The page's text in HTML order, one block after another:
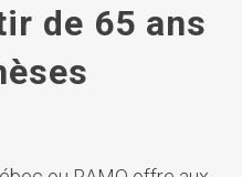
de 65 ans